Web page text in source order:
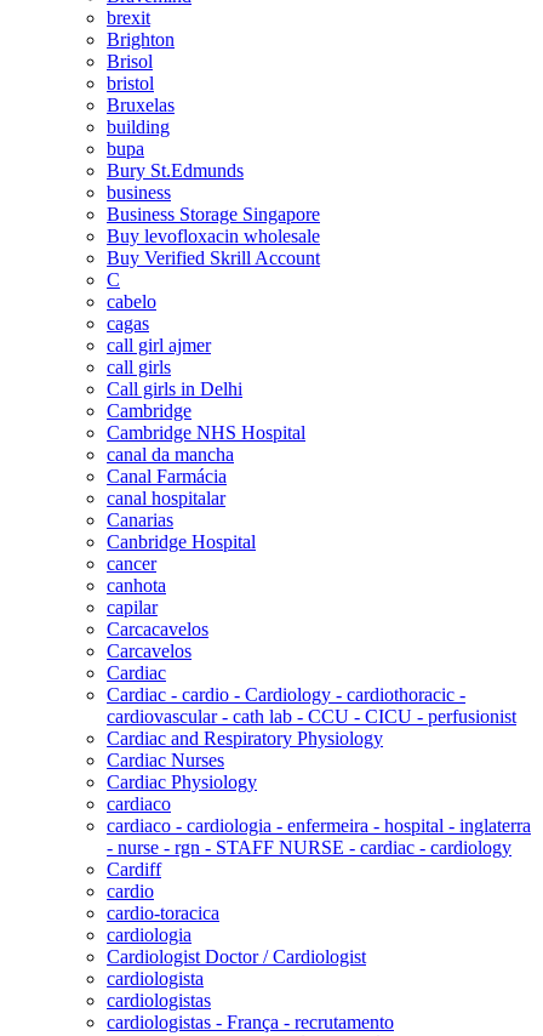
brexit
Brighton
Brisol
bristol
Bruxelas
building
bupa
Bury St.Edmunds
business
Business Storage Singapore
Buy levofloxacin wholesale
Buy Verified Skrill Account
C
cabelo
cagas
call girl ajmer
call girls
Call girls in Delhi
Cambridge
Cambridge NHS Hospital
canal da mancha
Canal Farmácia
canal hospitalar
Canarias
Canbridge Hospital
cancer
canhota
capilar
Carcacavelos
Carcavelos
Cardiac
Cardiac - cardio - Cardiology - cardiothoracic -
cardiovascular - cath lab - CCU - CICU - perfusionist
Cardiac and Respiratory Physiology
Cardiac Nurses
Cardiac Physiology
cardiaco
cardiaco - cardiologia - enfermeira - hospital - inglaterra
- nurse - rgn - STAFF NURSE - cardiac - cardiology
Cardiff
cardio
cardio-toracica
cardiologia
Cardiologist Doctor / Cardiologist
cardiologista
cardiologistas
cardiologistas - França - recrutamento